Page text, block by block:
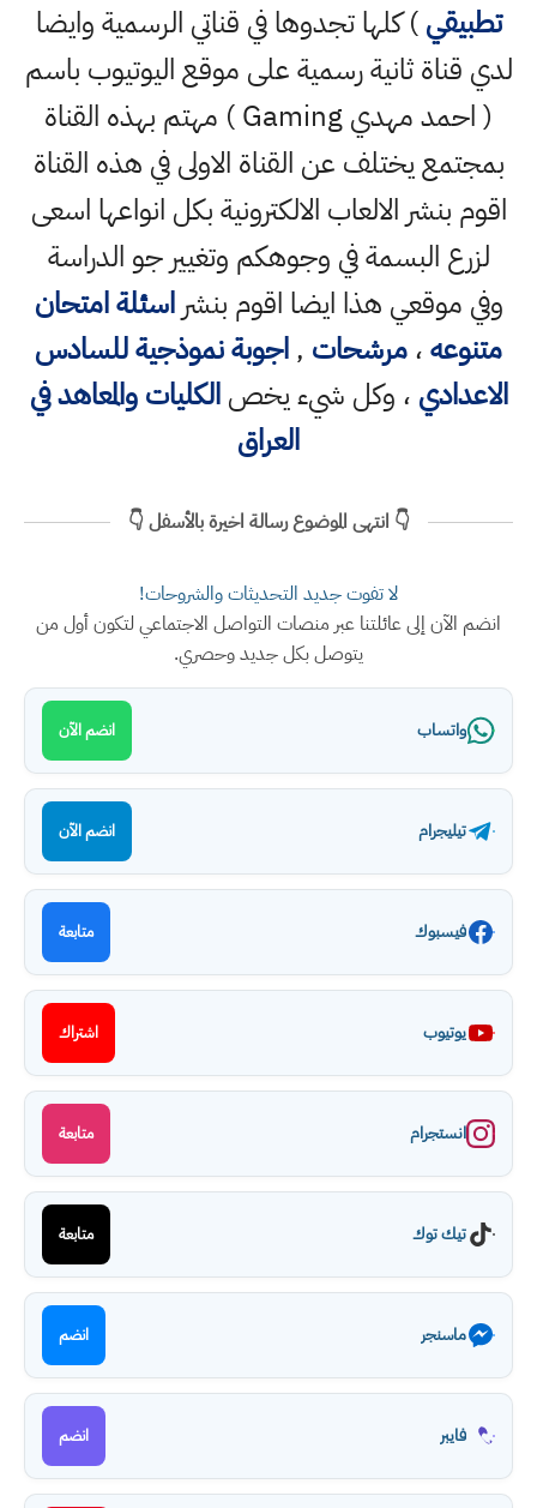
تطبيقي) كلها تجدوها في قناتي الرسمية وايضا
لدي قناة ثانية رسمية على موقع اليوتيوب باسم
( احمد مهدي Gaming ) مهتم بهذه القناة
بمجتمع يختلف عن القناة الاولى في هذه القناة
اقوم بنشر الالعاب الالكترونية بكل انواعها اسعى
لزرع البسمة في وجوهكم وتغيير جو الدراسة
وفي موقعي هذا ايضا اقوم بنشراسئلة امتحان
متنوعه،مرشحات ,اجوبة نموذجية للسادس
الاعدادي ، وكل شيء يخصالكليات والمعاهد في
العراق
👇 انتهى الموضوع رسالة اخيرة بالأسفل 👇
لا تفوت جديد التحديثات والشروحات!
انضم الآن إلى عائلتنا عبر منصات التواصل الاجتماعي لتكون أول من
يتوصل بكل جديد وحصري.
واتساب انضم الآن
تيليجرام انضم الآن
فيسبوك متابعة
يوتيوب اشتراك
انستجرام متابعة
تيك توك متابعة
ماسنجر انضم
فايبر انضم